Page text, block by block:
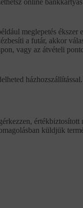
online
meglepetés
a futár, akkor
vagy az átvételi
értékbiztosított
küldjük